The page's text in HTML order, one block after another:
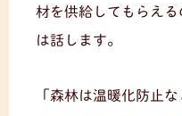
材を供給してもらえ
は話します。
「森林は温暖化防止